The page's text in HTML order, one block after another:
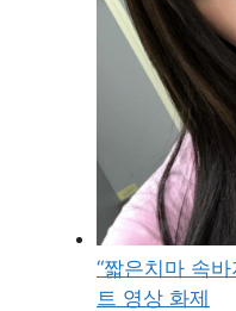
“짧은치마 속
트 영상 화제